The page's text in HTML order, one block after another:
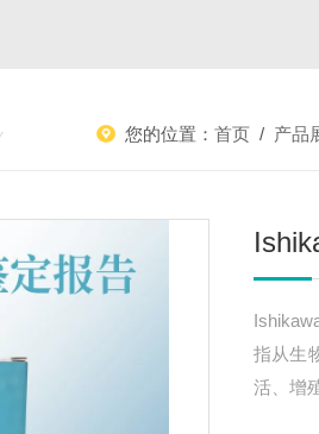
您的位置： 首页 / 产品
指从生
活、增